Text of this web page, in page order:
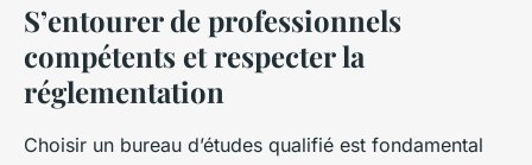
S’entourer de professionnels
compétents et respecter la
réglementation
Choisir un bureau d’études qualifié est fondamental